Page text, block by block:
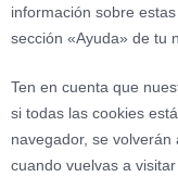
información sobre
sección «Ayuda» de tu
Ten en cuenta que
si todas las cookies
navegador, se
cuando vuelvas a